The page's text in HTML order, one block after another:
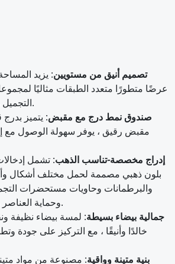
تصميم أنيق من مستويين: يزيد
عرضًا متطورًا متعدد الطبقات مثاليًا
التجميل والعناية بالبشرة.
صندوق نمط درج مع مقبض: يتميز
مقبض رقيق ، يوفر سهولة الوصول
إدراج مخصصة-تناسب الذهب: تشمل
بلون ذهبي مصممة لحمل مختلف أشكال
والبرطمانات وحاويات مستحضرات
وحماية العناصر وتحسين العرض.
جمالية بيضاء بسيطة: لمسة بيضاء نظيفة
خالدًا وأنيقًا ، مع التركيز على جودة
بنية متينة وواقية: مصنوعة من مواد